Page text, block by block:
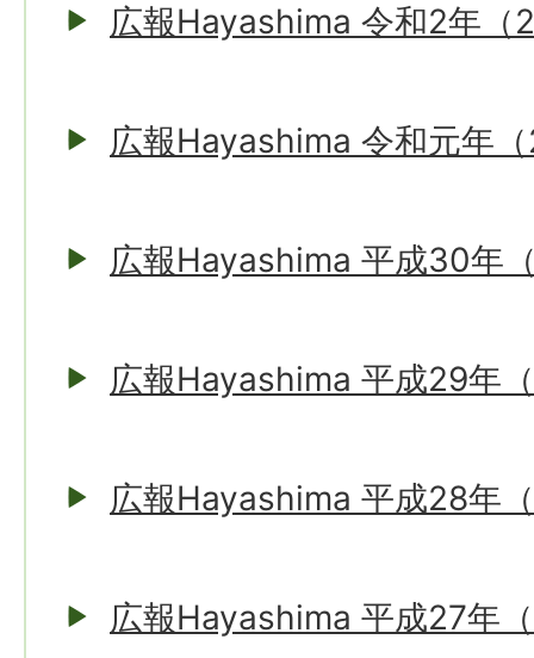
広報Hayashima 令和2年（
広報Hayashima 令和元年
広報Hayashima 平成30年
広報Hayashima 平成29年
広報Hayashima 平成28年
広報Hayashima 平成27年